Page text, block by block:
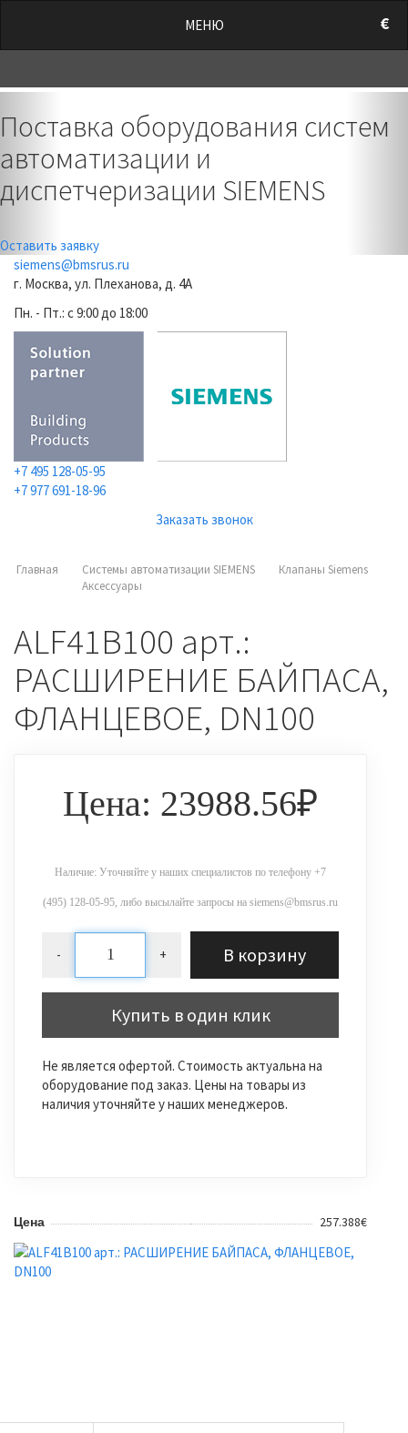
€
МЕНЮ
Поставка оборудования систем
автоматизации и
диспетчеризации SIEMENS
Оставить заявку
siemens@bmsrus.ru
г. Москва, ул. Плеханова, д. 4А
Пн. - Пт.: c 9:00 до 18:00
+7 495 128-05-95
+7 977 691-18-96
Заказать звонок
Главная Системы автоматизации SIEMENS
Клапаны Siemens
Аксессуары
ALF41B100 арт.:
РАСШИРЕНИЕ БАЙПАСА,
ФЛАНЦЕВОЕ, DN100
Цена: 23988.56₽
Наличие: Уточняйте у наших специалистов по телефону +7
(495) 128-05-95, либо высылайте запросы на siemens@bmsrus.ru
- + В корзину
Купить в один клик
Не является офертой. Стоимость актуальна на
оборудование под заказ. Цены на товары из
наличия уточняйте у наших менеджеров.
Цена 257.388€